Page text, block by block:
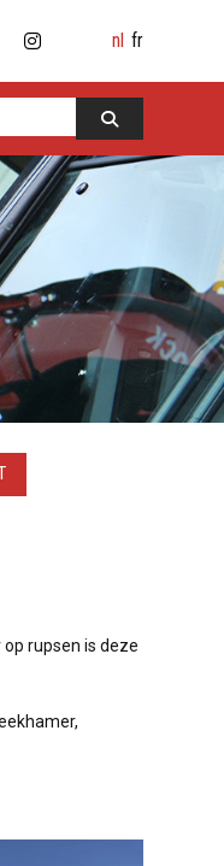
nl fr
rupsen is deze